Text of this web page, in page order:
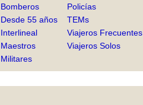
Bomberos
Desde 55 años
Interlineal
Maestros
Militares
Policías
TEMs
Viajeros Frecuentes
Viajeros Solos